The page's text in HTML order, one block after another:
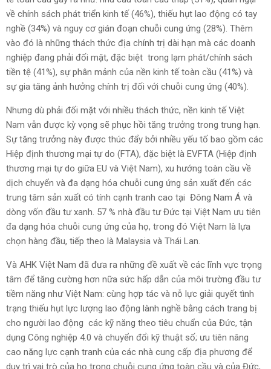
về chính sách phát triển kinh tế (46%), thiếu hụt lao động có tay
nghề (34%) và nguy cơ gián đoạn chuỗi cung ứng (28%). Thêm
vào đó là những thách thức địa chính trị dài hạn mà các doanh
nghiệp đang phải đối mặt, đặc biệt trong lạm phát/chính sách
tiền tệ (41%), sự phân mảnh của nền kinh tế toàn cầu (41%) và
sự gia tăng ảnh hưởng chính trị đối với chuỗi cung ứng (40%).
Nhưng dù phải đối mặt với nhiều thách thức, nền kinh tế Việt
Nam vẫn được kỳ vọng sẽ phục hồi tăng trưởng trong trung hạn.
Sự tăng trưởng này được thúc đẩy bởi nhiều yếu tố bao gồm các
Hiệp định thương mại tự do (FTA), đặc biệt là EVFTA (Hiệp định
thương mại tự do giữa EU và Việt Nam), xu hướng toàn cầu về
dịch chuyển và đa dạng hóa chuỗi cung ứng sản xuất đến các
trung tâm sản xuất có tính cạnh tranh cao tại Đông Nam Á và
dòng vốn đầu tư xanh. 57 % nhà đầu tư Đức tại Việt Nam ưu tiên
đa dạng hóa chuỗi cung ứng của họ, trong đó Việt Nam là lựa
chọn hàng đầu, tiếp theo là Malaysia và Thái Lan.
Và AHK Việt Nam đã đưa ra những đề xuất về các lĩnh vực trọng
tâm để tăng cường hơn nữa sức hấp dẫn của môi trường đầu tư
tiềm năng như Việt Nam: cùng hợp tác và nỗ lực giải quyết tình
trạng thiếu hụt lực lượng lao động lành nghề bằng cách trang bị
cho người lao động các kỹ năng theo tiêu chuẩn của Đức, tận
dụng Công nghiệp 4.0 và chuyển đổi kỹ thuật số; ưu tiên nâng
cao năng lực cạnh tranh của các nhà cung cấp địa phương để
duy trì vai trò của họ trong chuỗi cung ứng toàn cầu và của Đức,